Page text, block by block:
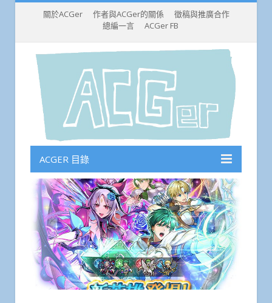
關於ACGer 作者與ACGer的關係
徵稿與推廣合作
總編一言
ACGer FB
ACGER 目錄